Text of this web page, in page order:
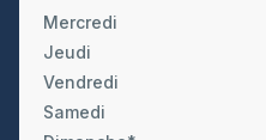
Mercredi
Jeudi
Vendredi
Samedi